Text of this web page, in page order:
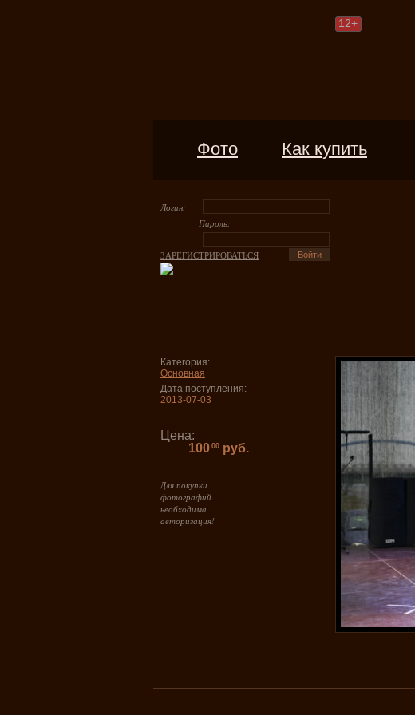
12+
Фото Как купить
Логин:
Пароль:
ЗАРЕГИСТРИРОВАТЬСЯ
Категория:
Основная
Дата поступления:
2013-07-03
Цена:
100 00 руб.
Для покупки
фотографий
необходима
авторизация!